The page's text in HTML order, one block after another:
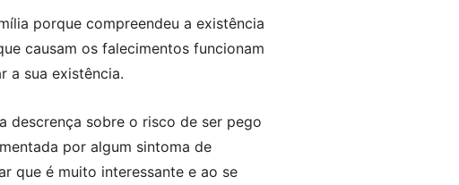
porque compreendeu a existência
causam os falecimentos funcionam
a sua existência.
descrença sobre o risco de ser pego
por algum sintoma de
que é muito interessante e ao se